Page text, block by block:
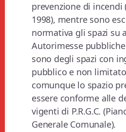
prevenzione di incendi
1998), mentre sono
normativa gli spazi su
Autorimesse
sono degli spazi con
pubblico e non
comunque lo spazio
essere conforme alle
vigenti di P.R.G.C.
Generale Comunale).